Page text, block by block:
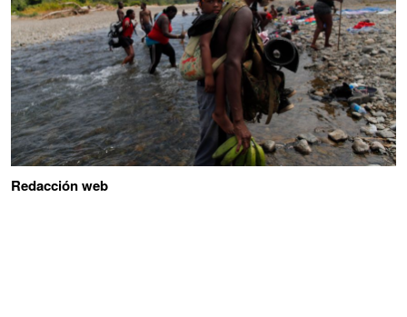
Redacción web